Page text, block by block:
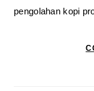
pengolahan kopi